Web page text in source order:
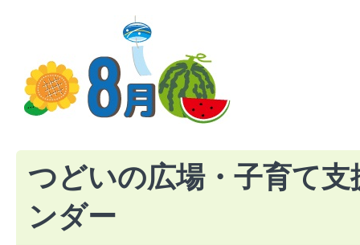
つどいの広場・子育て
ンダー